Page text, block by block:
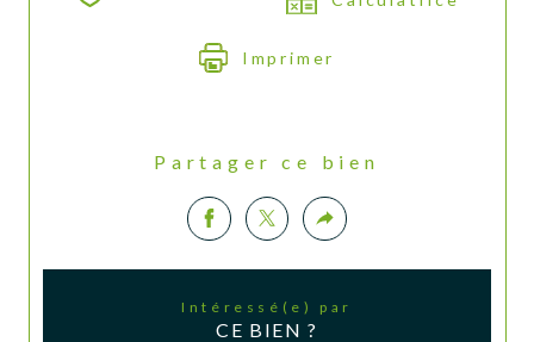
Imprimer
Partager ce bien
Intéressé(e) par
CE BIEN ?